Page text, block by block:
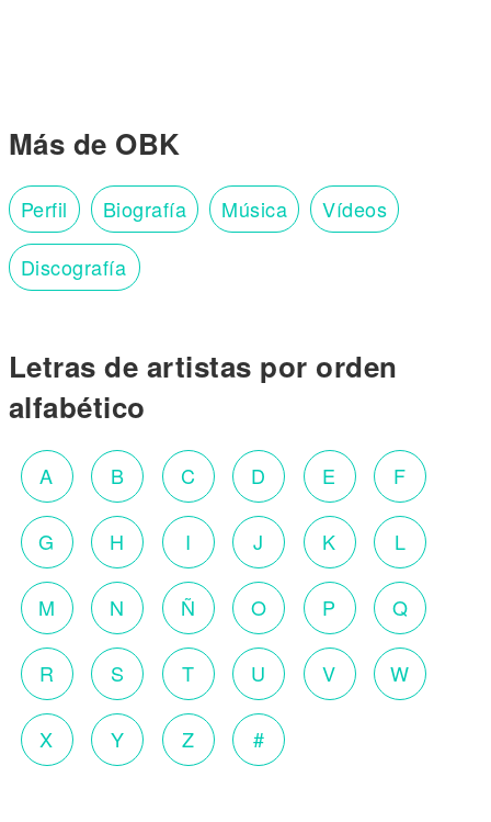
Más de OBK
Perfil Biografía Música Vídeos
Discografía
Letras de artistas por orden
alfabético
A B C D E F
G H I J K L
M N Ñ O P Q
R S T U V W
X Y Z #